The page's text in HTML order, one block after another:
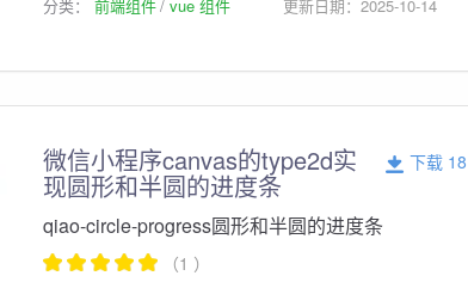
分类： 前端组件 vue 组件 更新日期：2025-10-14
微信小程序canvas的type2d实
现圆形和半圆的进度条
下载 18
qiao-circle-progress圆形和半圆的进度条
（1 ）